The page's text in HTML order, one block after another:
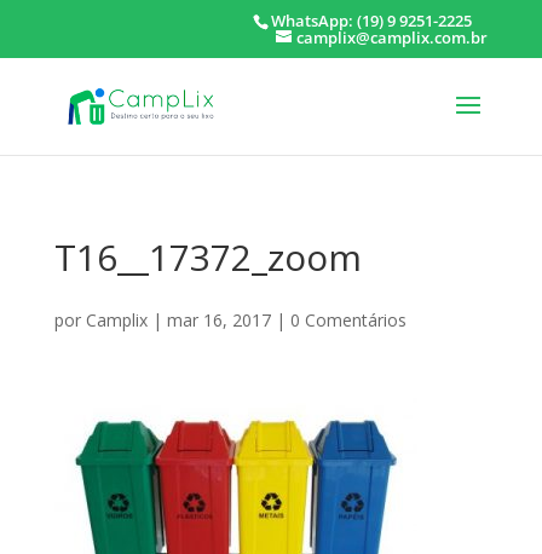
WhatsApp: (19) 9 9251-2225
camplix@camplix.com.br
T16__17372_zoom
por Camplix| mar 16, 2017| 0 Comentários